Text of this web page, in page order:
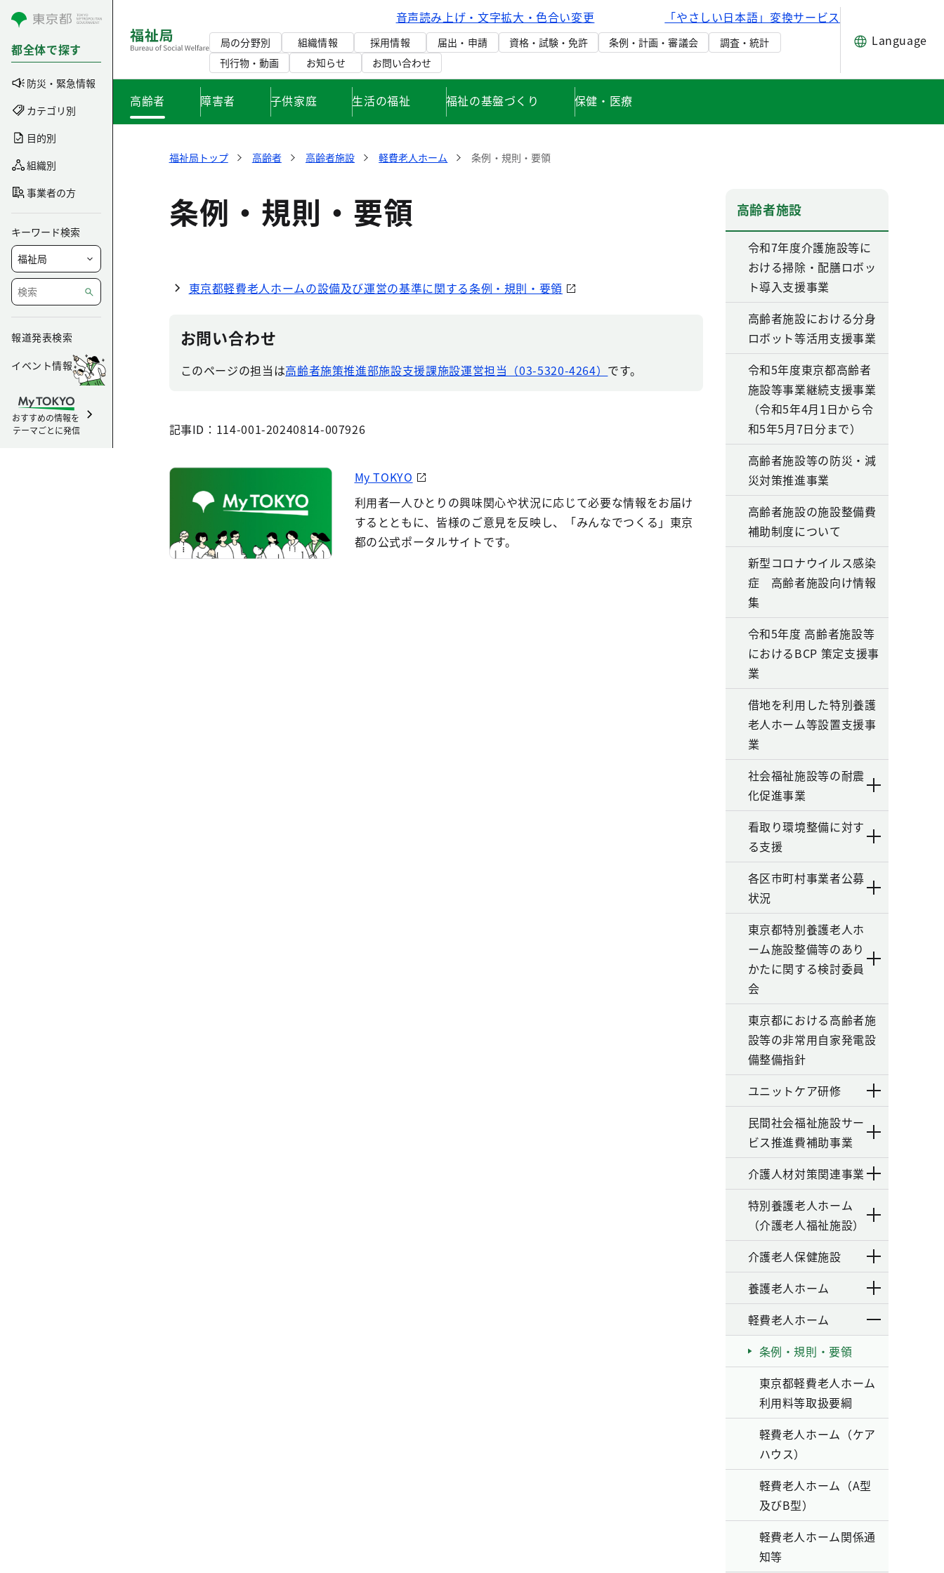
コンテンツにスキップ
都全体で探す
防災・緊急情報
カテゴリ別
目的別
組織別
事業者の方
キーワード検索
報道発表検索
イベント情報
おすすめの情報を
テーマごとに発信
音声読み上げ・文字拡大・色合い変更 「やさしい日本語」変換サービス
局の分野別 組織情報 採用情報 届出・申請 資格・試験・免許 条例・計画・審議会
調査・統計
刊行物・動画
お知らせ お問い合わせ
Language
高齢者 障害者 子供家庭 生活の福祉 福祉の基盤づくり 保健・医療
福祉局トップ 高齢者 高齢者施設 軽費老人ホーム 条例・規則・要領
条例・規則・要領
東京都軽費老人ホームの設備及び運営の基準に関する条例・規則・要領
お問い合わせ
このページの担当は高齢者施策推進部施設支援課施設運営担当（03-5320-4264） です。
記事ID：114-001-20240814-007926
My TOKYO
利用者一人ひとりの興味関心や状況に応じて必要な情報をお届け
するとともに、皆様のご意見を反映し、「みんなでつくる」東京
都の公式ポータルサイトです。
高齢者施設
令和7年度介護施設等に
おける掃除・配膳ロボッ
ト導入支援事業
高齢者施設における分身
ロボット等活用支援事業
令和5年度東京都高齢者
施設等事業継続支援事業
（令和5年4月1日から令
和5年5月7日分まで）
高齢者施設等の防災・減
災対策推進事業
高齢者施設の施設整備費
補助制度について
新型コロナウイルス感染
症 高齢者施設向け情報
集
令和5年度 高齢者施設等
におけるBCP 策定支援事
業
借地を利用した特別養護
老人ホーム等設置支援事
業
社会福祉施設等の耐震
化促進事業
看取り環境整備に対す
る支援
各区市町村事業者公募
状況
東京都特別養護老人ホ
ーム施設整備等のあり
かたに関する検討委員
会
東京都における高齢者施
設等の非常用自家発電設
備整備指針
ユニットケア研修
民間社会福祉施設サー
ビス推進費補助事業
介護人材対策関連事業
特別養護老人ホーム
（介護老人福祉施設）
介護老人保健施設
養護老人ホーム
軽費老人ホーム
条例・規則・要領
東京都軽費老人ホーム
利用料等取扱要綱
軽費老人ホーム（ケア
ハウス）
軽費老人ホーム（A型
及びB型）
軽費老人ホーム関係通
知等